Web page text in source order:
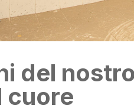
del
cuore